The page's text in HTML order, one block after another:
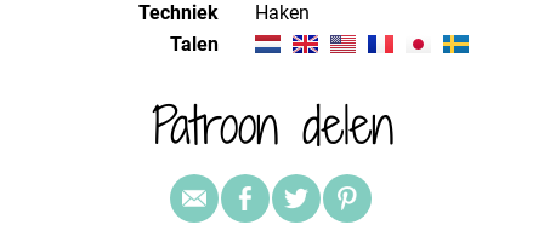
Techniek
haken
Talen
Patroon delen